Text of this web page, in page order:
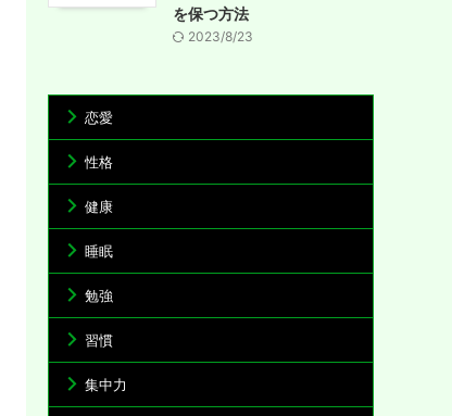
を保つ方法
2023/8/23
恋愛
性格
健康
睡眠
勉強
習慣
集中力